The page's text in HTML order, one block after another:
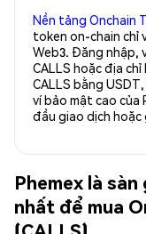
Nền tảng Onchain
token on-chain chỉ
Web3. Đăng nhập,
CALLS hoặc địa
CALLS bằng
ví bảo mật cao của
đầu giao dịch hoặc
Phemex là
nhất để mua